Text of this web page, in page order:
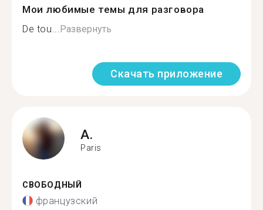
Мои любимые темы для разговора
De tou...Развернуть
Скачать приложение
A.
Paris
СВОБОДНЫЙ
французский